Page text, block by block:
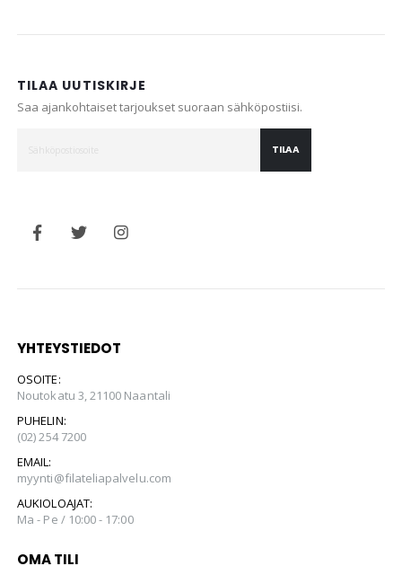
TILAA UUTISKIRJE
Saa ajankohtaiset tarjoukset suoraan sähköpostiisi.
TILAA
YHTEYSTIEDOT
OSOITE:
Noutokatu 3, 21100 Naantali
PUHELIN:
(02) 254 7200
EMAIL:
myynti@filateliapalvelu.com
AUKIOLOAJAT:
Ma - Pe / 10:00 - 17:00
OMA TILI